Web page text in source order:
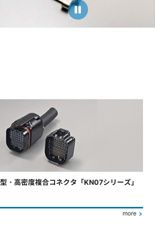
・高密度複合コネクタ「KN07シリーズ」
more